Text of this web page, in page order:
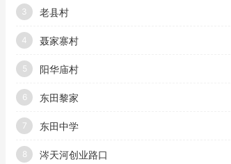
3 老县村
4 聂家寨村
5 阳华庙村
6 东田黎家
7 东田中学
8 涔天河创业路口